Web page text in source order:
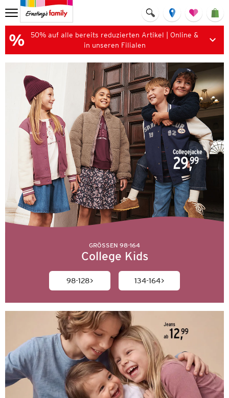
50% auf alle bereits reduzierten Artikel | Online &
in unseren Filialen
GRÖSSEN 98-164
College Kids
98-128 134-164